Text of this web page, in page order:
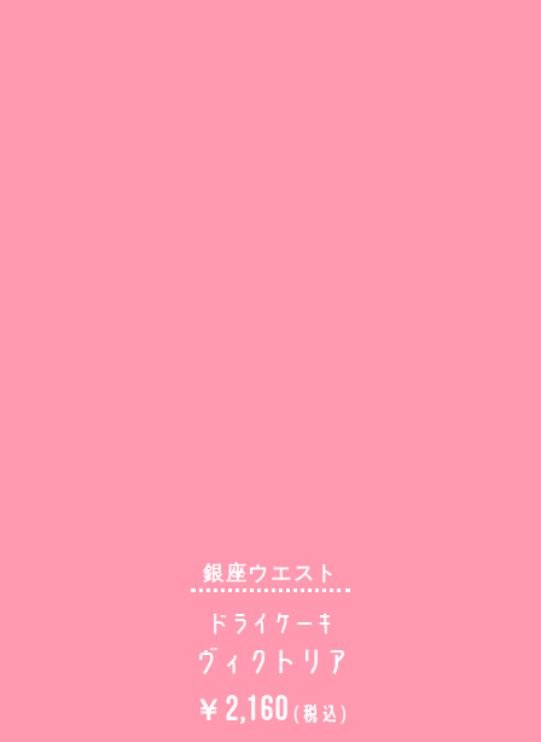
銀座ウエスト
ドライケーキ
ヴィクトリア
￥2,160 (税込)